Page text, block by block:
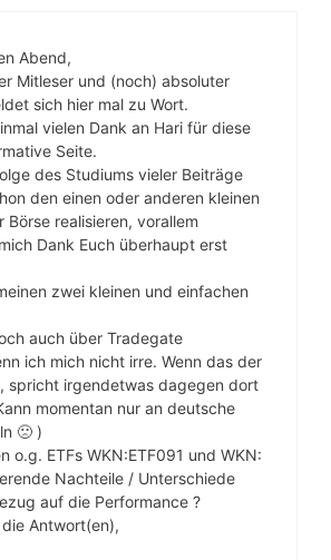
Abend,
Mitleser und (noch) absoluter
sich hier mal zu Wort.
vielen Dank an Hari für diese
Seite.
des Studiums vieler Beiträge
den einen oder anderen kleinen
Börse realisieren, vorallem
Dank Euch überhaupt erst
zwei kleinen und einfachen
auch über Tradegate
ich mich nicht irre. Wenn das der
spricht irgendetwas dagegen dort
momentan nur an deutsche
🙁 )
o.g. ETFs WKN:ETF091 und WKN:
Nachteile / Unterschiede
auf die Performance ?
Antwort(en),